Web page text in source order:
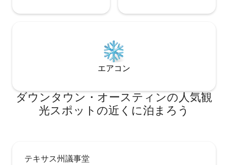
エアコン
ダウンタウン・オースティンの人気観
光スポットの近くに泊まろう
テキサス州議事堂